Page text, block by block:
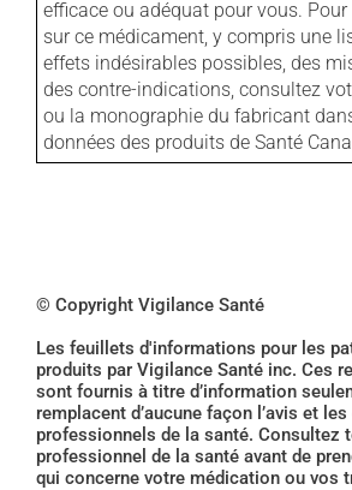
efficace ou adéquat pour vous.
sur ce médicament, y compris une
effets indésirables possibles, des
des contre-indications, consultez
ou la monographie du fabricant
données des produits de Santé
© Copyright Vigilance Santé
Les feuillets d'informations pour les
produits par Vigilance Santé inc. Ces
sont fournis à titre d’information
remplacent d’aucune façon l’avis et
professionnels de la santé. Consultez
professionnel de la santé avant de
qui concerne votre médication ou vos